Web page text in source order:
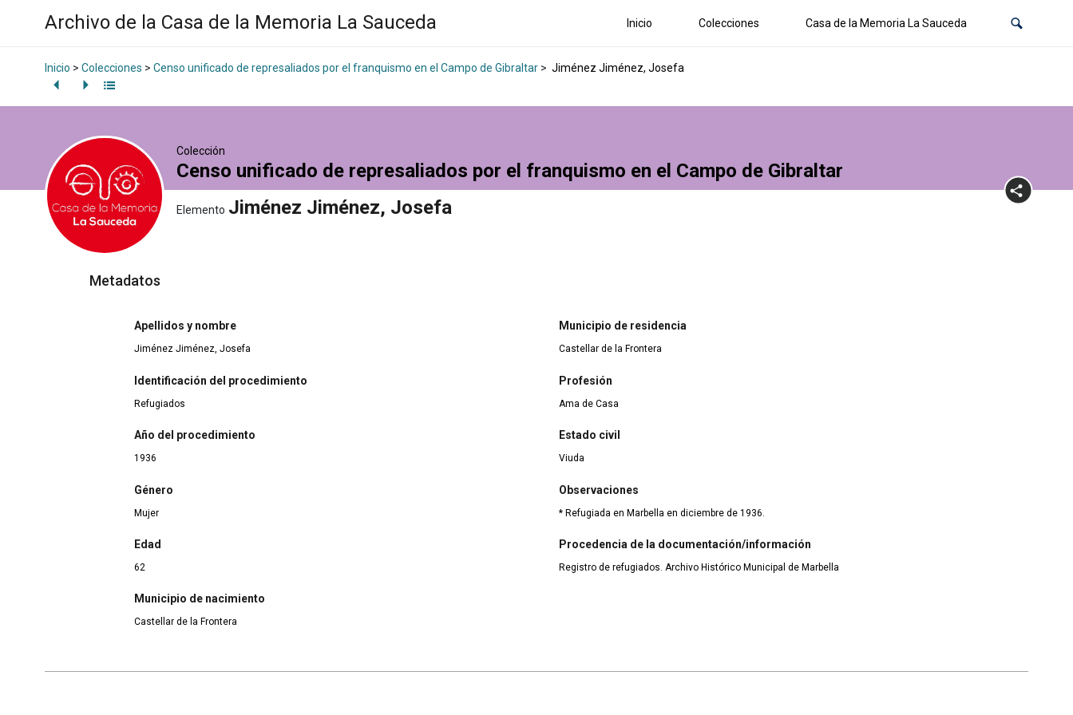
Archivo de la Casa de la Memoria La Sauceda Inicio Colecciones Casa de la Memoria La Sauceda
Inicio > Colecciones > Censo unificado de represaliados por el franquismo en el Campo de Gibraltar > Jiménez Jiménez, Josefa
Colección
Censo unificado de represaliados por el franquismo en el Campo de Gibraltar
Elemento Jiménez Jiménez, Josefa
Metadatos
Apellidos y nombre
Jiménez Jiménez, Josefa
Identificación del procedimiento
Refugiados
Año del procedimiento
1936
Género
Mujer
Edad
62
Municipio de nacimiento
Castellar de la Frontera
Municipio de residencia
Castellar de la Frontera
Profesión
Ama de Casa
Estado civil
Viuda
Observaciones
* Refugiada en Marbella en diciembre de 1936.
Procedencia de la documentación/información
Registro de refugiados. Archivo Histórico Municipal de Marbella